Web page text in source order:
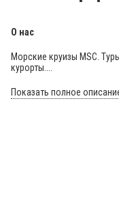
О нас
Морские круизы MSC.
курорты....
Показать полное